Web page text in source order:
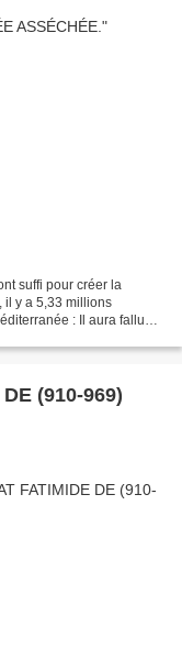
suffi pour créer la
il y a 5,33 millions
: Il aura fallu
(910-969)